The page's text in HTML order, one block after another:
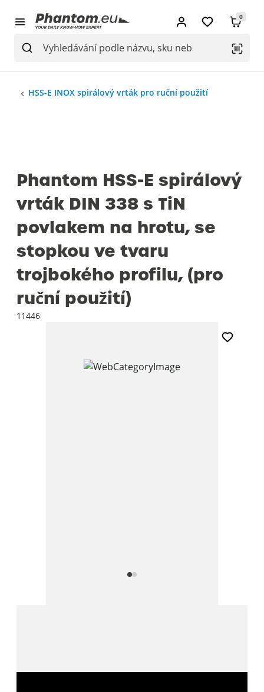
0
HSS-E INOX spirálový vrták pro ruční použití
Phantom HSS-E spirálový
vrták DIN 338 s TiN
povlakem na hrotu, se
stopkou ve tvaru
trojbokého profilu, (pro
ruční použití)
11446